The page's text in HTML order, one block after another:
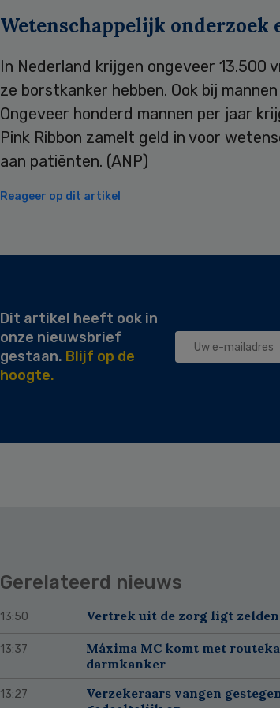
Wetenschappelijk onderzoek
In Nederland krijgen ongeveer 13.500
ze borstkanker hebben. Ook bij
Ongeveer honderd mannen per jaar
Pink Ribbon zamelt geld in voor
aan patiënten. (ANP)
Reageer op dit artikel
Dit artikel heeft ook in
onze nieuwsbrief
gestaan. Blijf op de
hoogte.
Gerelateerd nieuws
13:50 Vertrek uit de zorg ligt zelden
13:37
Máxima MC komt met
darmkanker
13:27
Verzekeraars vangen